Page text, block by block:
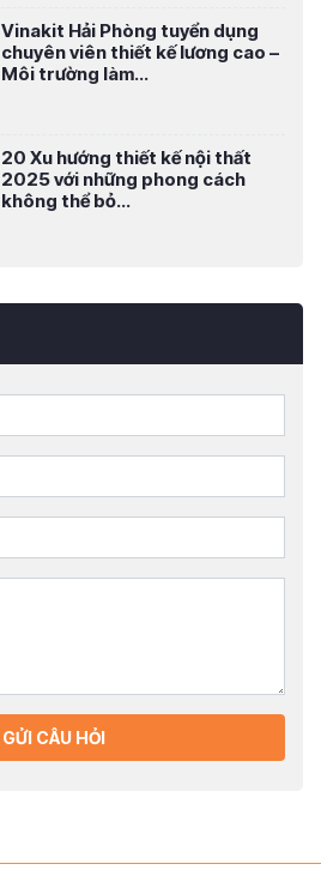
Vinakit Hải Phòng tuyển dụng
chuyên viên thiết kế lương cao –
Môi trường làm...
20 Xu hướng thiết kế nội thất
2025 với những phong cách
không thể bỏ...
GỬI CÂU HỎI